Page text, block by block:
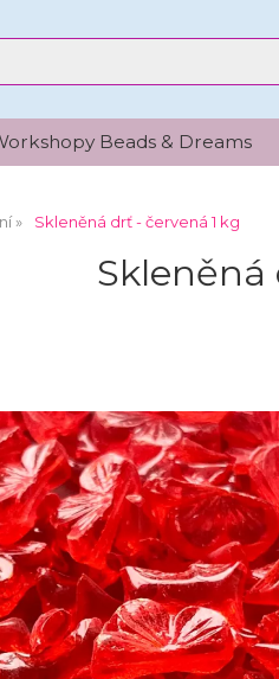
Beads & Dreams
Skleněná drť - červená 1 kg
Skleněná